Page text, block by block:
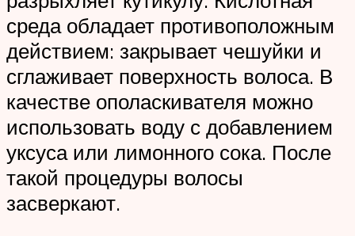
среда обладает противоположным
действием: закрывает чешуйки и
сглаживает поверхность волоса. В
качестве ополаскивателя можно
использовать воду с добавлением
уксуса или лимонного сока. После
такой процедуры волосы
засверкают.